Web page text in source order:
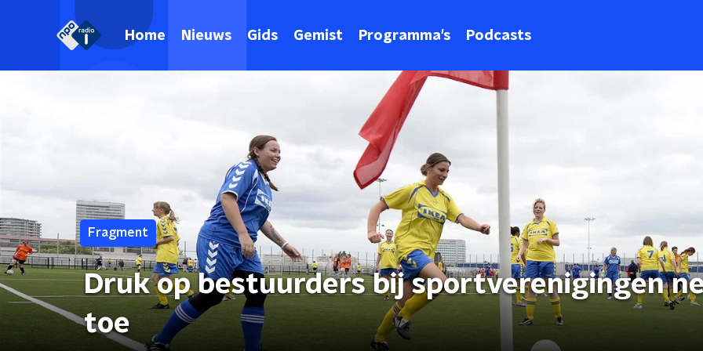
Home Nieuws Gids Gemist Programma's Podcasts
Fragment
Druk op bestuurders bij sportverenigingen
toe